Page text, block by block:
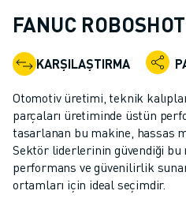
İŞBIRLIKÇI ROBOTLAR
ROBOT YELPAZESI
ROBOT KONTROLÖRLERI
ROBOT AKSESUARLARI
ROBOT YAZILIMI
SIMÜLASYON YAZILIMI
EĞITIM AMAÇLI ROBOTIK ÜRÜNLERI
ROBOT OTOMASYONU
ARK KAYNAK ROBOTLARI
FANUC
KARŞILAŞTIRMA
Otomotiv üretimi, teknik
parçaları üretiminde üstün
tasarlanan bu makine, hassas
Sektör liderlerinin güvendiği bu
performans ve güvenilirlik
ortamları için ideal seçimdir.